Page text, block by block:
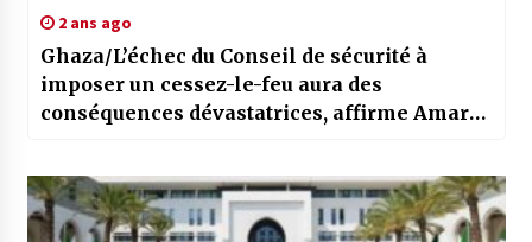
2 ans ago
Ghaza/L’échec du Conseil de sécurité à
imposer un cessez-le-feu aura des
conséquences dévastatrices, affirme Amar